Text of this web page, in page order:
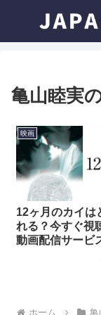
亀山睦実
映画
12ヶ月のカイは
れる？今すぐ視
動画配信サービ
ホーム 亀